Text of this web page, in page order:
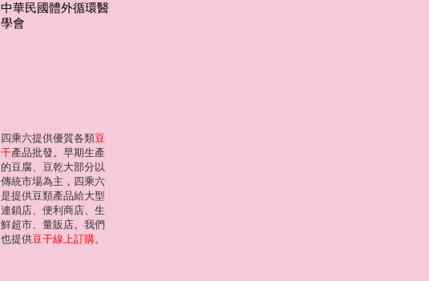
中華民國體外循環醫
學會
四乘六提供優質各類豆
干產品批發。早期生產
的豆腐、豆乾大部分以
傳統市場為主，四乘六
是提供豆類產品給大型
連鎖店、便利商店、生
鮮超市、量販店。我們
也提供豆干線上訂購。